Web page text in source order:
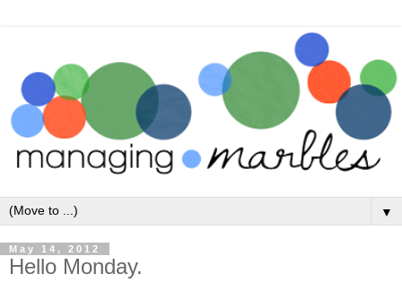
▼
May 14, 2012
Hello Monday.